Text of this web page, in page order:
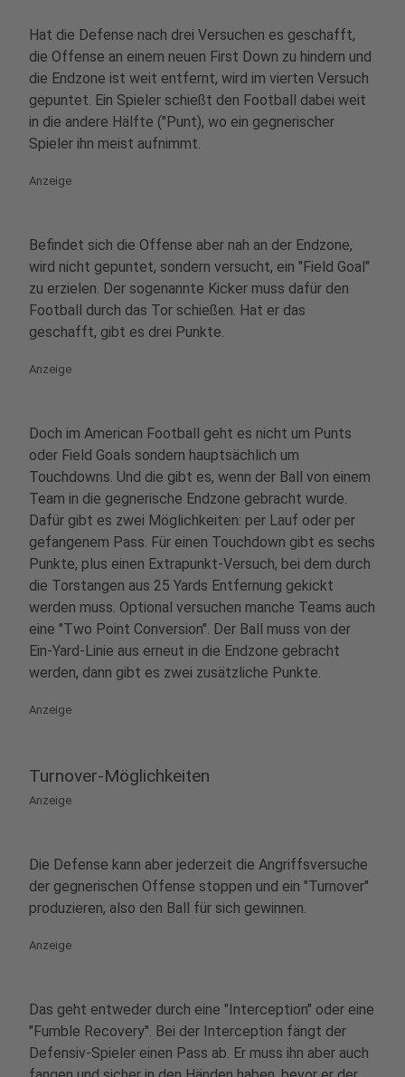
Hat die Defense nach drei Versuchen es geschafft,
die Offense an einem neuen First Down zu hindern und
die Endzone ist weit entfernt, wird im vierten Versuch
gepuntet. Ein Spieler schießt den Football dabei weit
in die andere Hälfte ("Punt), wo ein gegnerischer
Spieler ihn meist aufnimmt.
Anzeige
Befindet sich die Offense aber nah an der Endzone,
wird nicht gepuntet, sondern versucht, ein "Field Goal"
zu erzielen. Der sogenannte Kicker muss dafür den
Football durch das Tor schießen. Hat er das
geschafft, gibt es drei Punkte.
Anzeige
Doch im American Football geht es nicht um Punts
oder Field Goals sondern hauptsächlich um
Touchdowns. Und die gibt es, wenn der Ball von einem
Team in die gegnerische Endzone gebracht wurde.
Dafür gibt es zwei Möglichkeiten: per Lauf oder per
gefangenem Pass. Für einen Touchdown gibt es sechs
Punkte, plus einen Extrapunkt-Versuch, bei dem durch
die Torstangen aus 25 Yards Entfernung gekickt
werden muss. Optional versuchen manche Teams auch
eine "Two Point Conversion". Der Ball muss von der
Ein-Yard-Linie aus erneut in die Endzone gebracht
werden, dann gibt es zwei zusätzliche Punkte.
Anzeige
Turnover-Möglichkeiten
Anzeige
Die Defense kann aber jederzeit die Angriffsversuche
der gegnerischen Offense stoppen und ein "Turnover"
produzieren, also den Ball für sich gewinnen.
Anzeige
Das geht entweder durch eine "Interception" oder eine
"Fumble Recovery". Bei der Interception fängt der
Defensiv-Spieler einen Pass ab. Er muss ihn aber auch